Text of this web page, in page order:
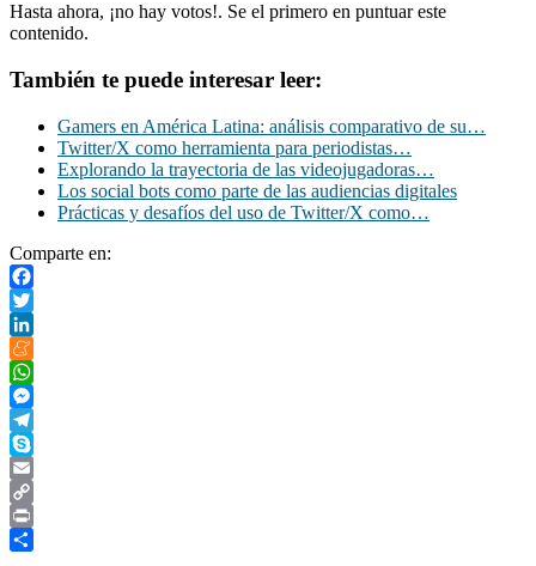
Hasta ahora, ¡no hay votos!. Se el primero en puntuar este
contenido.
También te puede interesar leer:
Gamers en América Latina: análisis comparativo de su…
Twitter/X como herramienta para periodistas…
Explorando la trayectoria de las videojugadoras…
Los social bots como parte de las audiencias digitales
Prácticas y desafíos del uso de Twitter/X como…
Comparte en:
Facebook
Twitter
LinkedIn
Meneame
WhatsApp
Messenger
Telegram
Skype
Email
Copy
Link
Print